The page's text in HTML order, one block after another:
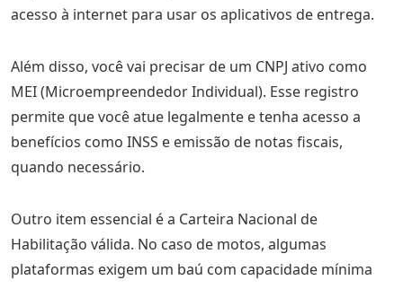
acesso à internet para usar os aplicativos de entrega.
Além disso, você vai precisar de um CNPJ ativo como
MEI (Microempreendedor Individual). Esse registro
permite que você atue legalmente e tenha acesso a
benefícios como INSS e emissão de notas fiscais,
quando necessário.
Outro item essencial é a Carteira Nacional de
Habilitação válida. No caso de motos, algumas
plataformas exigem um baú com capacidade mínima